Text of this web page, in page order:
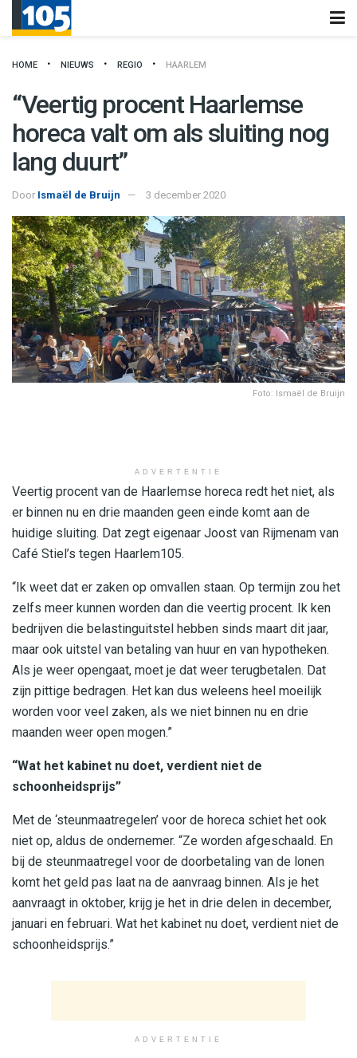
HOME NIEUWS REGIO HAARLEM
“Veertig procent Haarlemse
horeca valt om als sluiting nog
lang duurt”
Door Ismaël de Bruijn 3 december 2020
Foto: Ismaël de Bruijn
ADVERTENTIE
Veertig procent van de Haarlemse horeca redt het niet, als
er binnen nu en drie maanden geen einde komt aan de
huidige sluiting. Dat zegt eigenaar Joost van Rijmenam van
Café Stiel’s tegen Haarlem105.
“Ik weet dat er zaken op omvallen staan. Op termijn zou het
zelfs meer kunnen worden dan die veertig procent. Ik ken
bedrijven die belastinguitstel hebben sinds maart dit jaar,
maar ook uitstel van betaling van huur en van hypotheken.
Als je weer opengaat, moet je dat weer terugbetalen. Dat
zijn pittige bedragen. Het kan dus weleens heel moeilijk
worden voor veel zaken, als we niet binnen nu en drie
maanden weer open mogen.”
“Wat het kabinet nu doet, verdient niet de
schoonheidsprijs”
Met de ‘steunmaatregelen’ voor de horeca schiet het ook
niet op, aldus de ondernemer. “Ze worden afgeschaald. En
bij de steunmaatregel voor de doorbetaling van de lonen
komt het geld pas laat na de aanvraag binnen. Als je het
aanvraagt in oktober, krijg je het in drie delen in december,
januari en februari. Wat het kabinet nu doet, verdient niet de
schoonheidsprijs.”
ADVERTENTIE